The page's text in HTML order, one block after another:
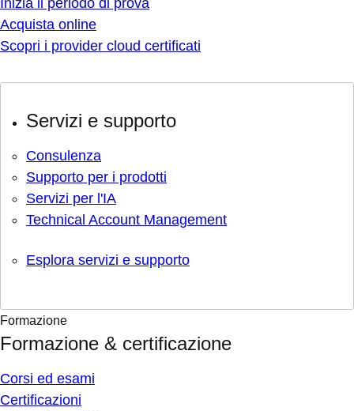
Inizia il periodo di prova
Acquista online
Scopri i provider cloud certificati
Servizi e supporto
Consulenza
Supporto per i prodotti
Servizi per l'IA
Technical Account Management
Esplora servizi e supporto
Formazione
Formazione & certificazione
Corsi ed esami
Certificazioni